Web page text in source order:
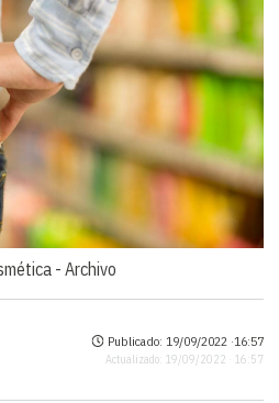
-Archivo
Publicado: 19/09/2022 ·16:57
Actualizado: 19/09/2022 · 16:57